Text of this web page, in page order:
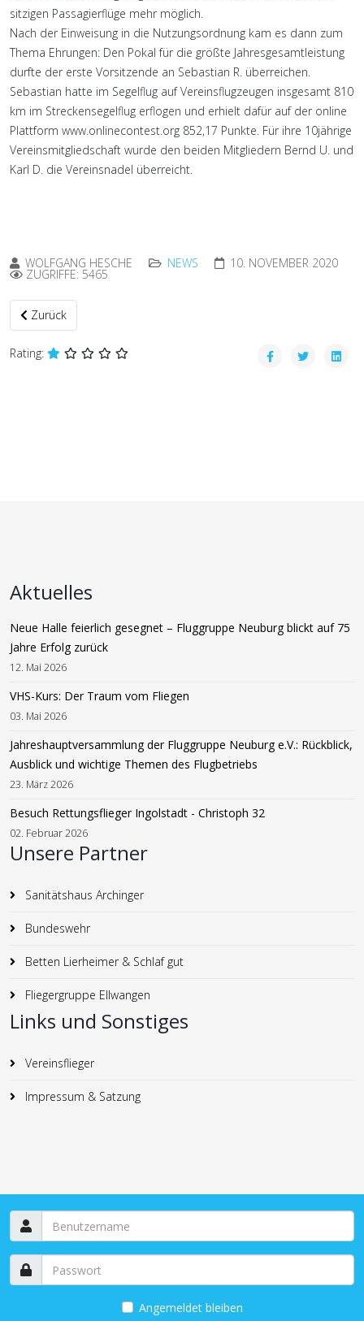
sitzigen Passagierflüge mehr möglich.
Nach der Einweisung in die Nutzungsordnung kam es dann zum
Thema Ehrungen: Den Pokal für die größte Jahresgesamtleistung
durfte der erste Vorsitzende an Sebastian R. überreichen.
Sebastian hatte im Segelflug auf Vereinsflugzeugen insgesamt 810
km im Streckensegelflug erflogen und erhielt dafür auf der online
Plattform www.onlinecontest.org 852,17 Punkte. Für ihre 10jährige
Vereinsmitgliedschaft wurde den beiden Mitgliedern Bernd U. und
Karl D. die Vereinsnadel überreicht.
WOLFGANG HESCHE NEWS 10. NOVEMBER 2020
ZUGRIFFE: 5465
Vorheriger Beitrag: Virtueller Lauf nach Jesenik, 597km
Zurück
Rating:
Aktuelles
Neue Halle feierlich gesegnet – Fluggruppe Neuburg blickt auf 75
Jahre Erfolg zurück
12. Mai 2026
VHS-Kurs: Der Traum vom Fliegen
03. Mai 2026
Jahreshauptversammlung der Fluggruppe Neuburg e.V.: Rückblick,
Ausblick und wichtige Themen des Flugbetriebs
23. März 2026
Besuch Rettungsflieger Ingolstadt - Christoph 32
02. Februar 2026
Unsere Partner
Sanitätshaus Archinger
Bundeswehr
Betten Lierheimer & Schlaf gut
Fliegergruppe Ellwangen
Links und Sonstiges
Vereinsflieger
Impressum & Satzung
Angemeldet bleiben